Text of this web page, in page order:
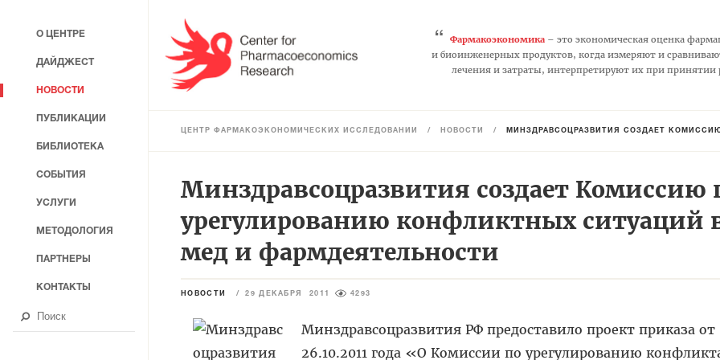
“ Фармакоэкономика– это экономическая оценка
и биоинженерных продуктов, когда измеряют и
лечения и затраты, интерпретируют их при
ЦЕНТР ФАРМАКОЭКОНОМИЧЕСКИХ ИССЛЕДОВАНИЙ / НОВОСТИ / МИНЗДРАВСОЦРАЗВИТИЯ СОЗДАЕТ КОМИССИЮ
Минздравсоцразвития создает Комиссию
урегулированию конфликтных ситуаций
мед и фармдеятельности
НОВОСТИ / 29 ДЕКАБРЯ 2011 4293
Минздравсоцразвития РФ предоставило проект приказа от
26.10.2011 года «О Комиссии по урегулированию
О ЦЕНТРЕ
ДАЙДЖЕСТ
НОВОСТИ
ПУБЛИКАЦИИ
БИБЛИОТЕКА
СОБЫТИЯ
УСЛУГИ
МЕТОДОЛОГИЯ
ПАРТНЕРЫ
КОНТАКТЫ